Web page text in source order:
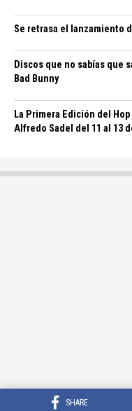
SHARE
Se retrasa el lanzamiento
Discos que no sabías que
Bad Bunny
La Primera Edición del
Alfredo Sadel del 11 al 13